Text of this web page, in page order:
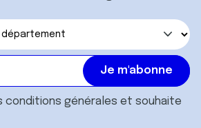
conditions générales et souhaite